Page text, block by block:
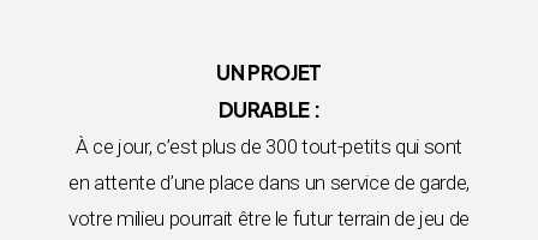
UN PROJET
DURABLE :
À ce jour, c’est plus de 300 tout-petits qui sont
en attente d’une place dans un service de garde,
votre milieu pourrait être le futur terrain de jeu de